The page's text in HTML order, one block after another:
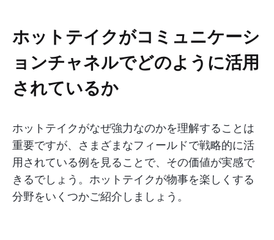
ホットテイクがコミュニケーシ
ョンチャネルでどのように活用
されているか
ホットテイクがなぜ強力なのかを理解することは
重要ですが、さまざまなフィールドで戦略的に活
用されている例を見ることで、その価値が実感で
きるでしょう。ホットテイクが物事を楽しくする
分野をいくつかご紹介しましょう。